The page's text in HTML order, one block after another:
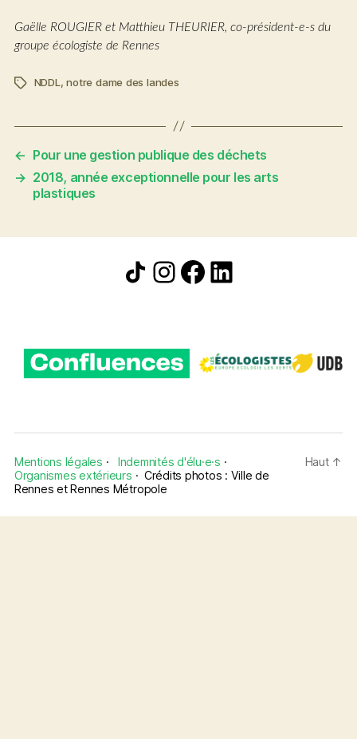
Gaëlle ROUGIER et Matthieu THEURIER, co-président-e-s du
groupe écologiste de Rennes
Étiquettes
NDDL,notre dame des landes
← Pour une gestion publique des déchets
→ 2018, année exceptionnelle pour les arts
plastiques
Icône de partage
Instagram
Facebook
LinkedIn
Mentions légales · Indemnités d'élu·e·s ·
Organismes extérieurs · Crédits photos : Ville de
Rennes et Rennes Métropole
Haut ↑